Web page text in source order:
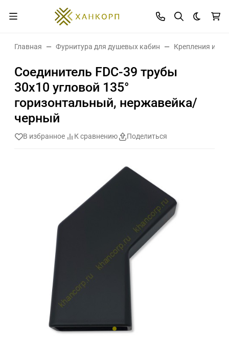
Темная
Главная Фурнитура для душевых кабин Крепления и
Соединитель FDC-39 трубы
30х10 угловой 135°
горизонтальный, нержавейка/
черный
В избранное К сравнению Поделиться